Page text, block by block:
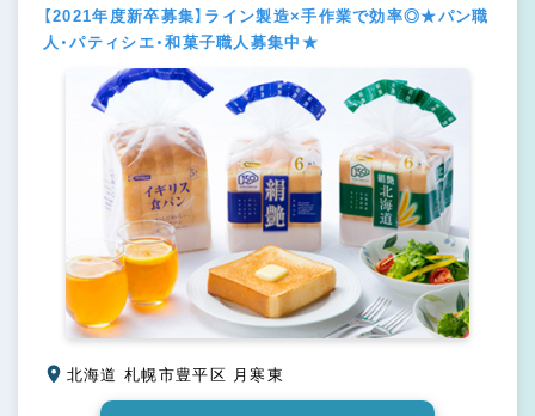
【2021年度新卒募集】ライン製造×手作業で効率◎★パン職
人・パティシエ・和菓子職人募集中★
北海道 札幌市豊平区 月寒東